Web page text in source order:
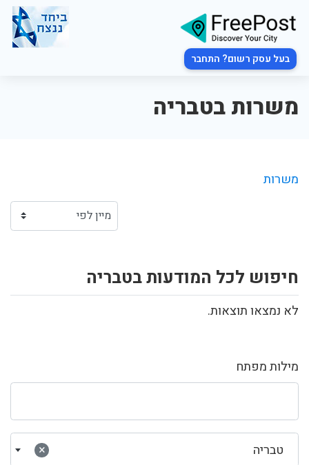
בעל עסק רשום? התחבר
משרות בטבריה
מילות מפתח
× טבריה
משרות
חיפוש לכל המודעות בטבריה
לא נמצאו תוצאות.